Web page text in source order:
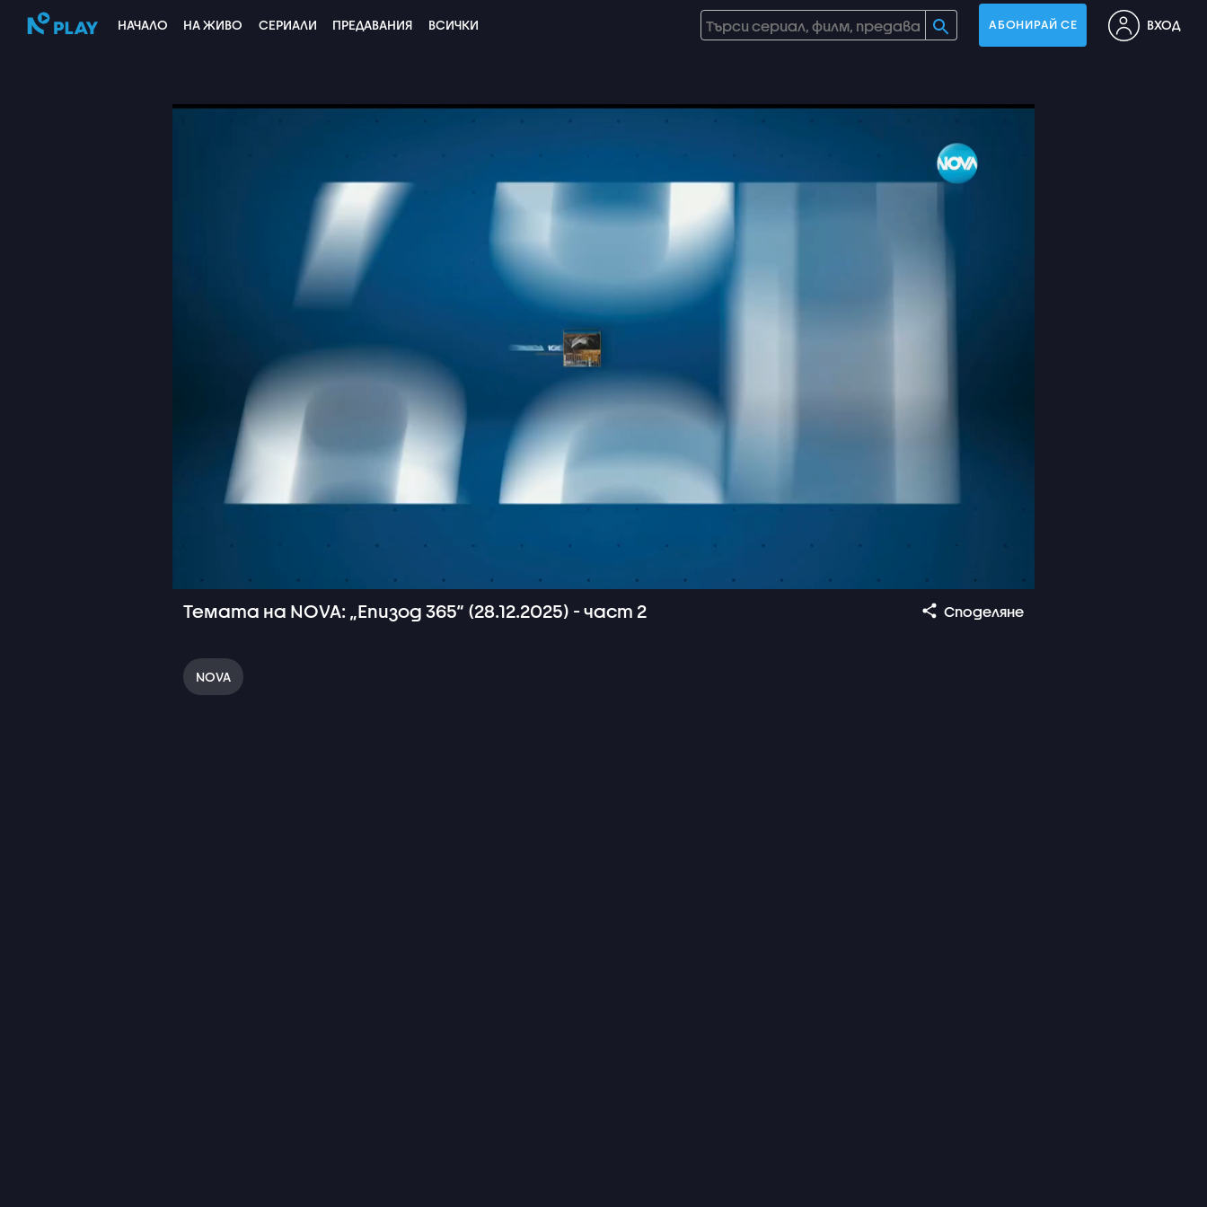
НАЧАЛО НА ЖИВО СЕРИАЛИ ПРЕДАВАНИЯ ВСИЧКИ АБОНИРАЙ СЕ ВХОД
Темата на NOVA: „Епизод 365“ (28.12.2025) - част 2 Споделяне
NOVA